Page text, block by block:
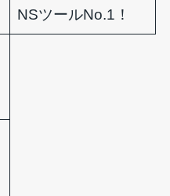
NSツールNo.1！